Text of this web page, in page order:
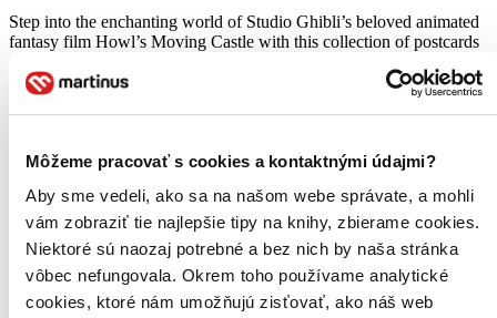
Môžeme pracovať s cookies a kontaktnými údajmi?
Aby sme vedeli, ako sa na našom webe správate, a mohli
vám zobraziť tie najlepšie tipy na knihy, zbierame cookies.
Niektoré sú naozaj potrebné a bez nich by naša stránka
vôbec nefungovala. Okrem toho používame analytické
cookies, ktoré nám umožňujú zisťovať, ako náš web
Step into the enchanting world of Studio Ghibli’s beloved animated
fantasy film Howl’s Moving Castle with this collection of postcards
drawn and gorgeously detailed―these postcards are...
14,80 €
Tento produkt je na objednávku a jeho dodanie môže trvať aj
objednávku odoslali čo najskôr a o jej ceste vás budeme včas
informovať.
Pridať do zoznamu
Vložiť do košíka